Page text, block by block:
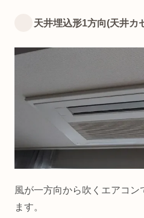
天井埋込形1方向(天井カ
風が一方向から吹くエアコ
ます。